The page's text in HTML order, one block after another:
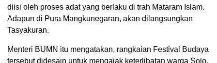
diisi oleh proses adat yang berlaku di trah Mataram Islam.
Adapun di Pura Mangkunegaran, akan dilangsungkan
Tasyakuran.
Menteri BUMN itu mengatakan, rangkaian Festival Budaya
tersebut didesain untuk mengajak keterlibatan warga Solo.